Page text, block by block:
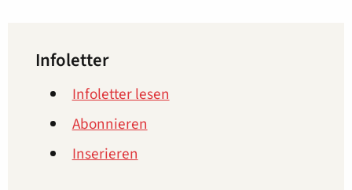
Infoletter
Infoletter lesen
Abonnieren
Inserieren